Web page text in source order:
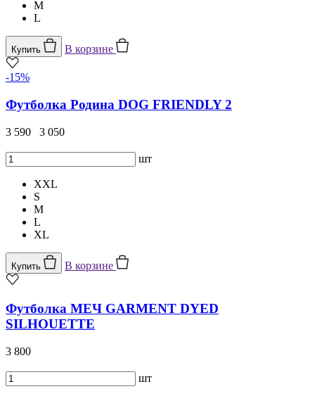
M
L
Купить В корзине
-15%
Футболка Родина DOG FRIENDLY 2
3 590 3 050
шт
XXL
S
M
L
XL
Купить В корзине
Футболка МЕЧ GARMENT DYED
SILHOUETTE
3 800
шт